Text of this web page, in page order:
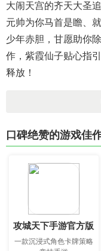
大闹天宫的齐天大圣
元帅为你马首是瞻、
少年赤胆，甘愿助你
作，紫霞仙子贴心指
释放！
口碑绝赞的游戏佳
攻城天下手游官方版
一款沉浸式角色卡牌策略